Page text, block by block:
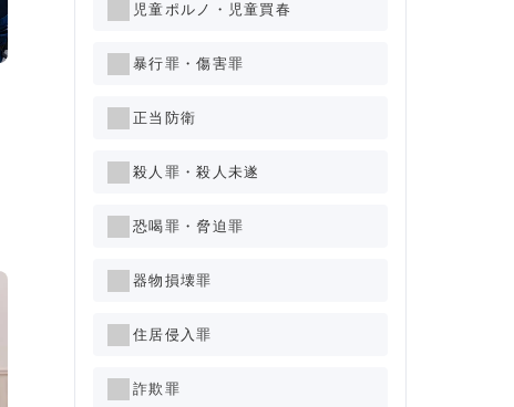
児童ポルノ・児童買春
暴行罪・傷害罪
正当防衛
殺人罪・殺人未遂
恐喝罪・脅迫罪
器物損壊罪
住居侵入罪
詐欺罪